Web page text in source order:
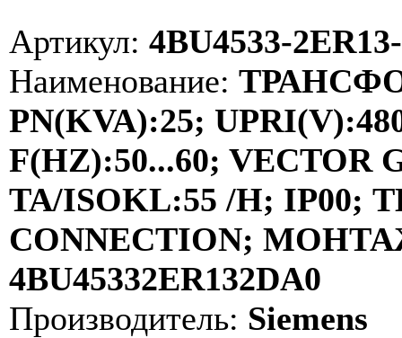
Артикул: 4BU4533-
Наименование:
PN(KVA):25;
F(HZ):50...60; VECTOR
TA/ISOKL:55 /H;
CONNECTION;
4BU45332ER132DA0
Производитель: Siemens